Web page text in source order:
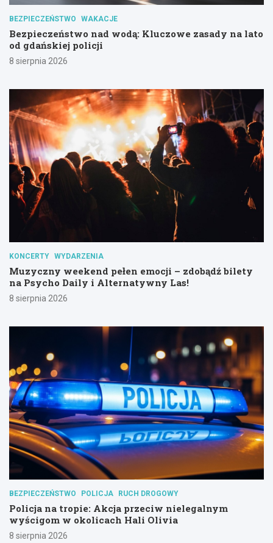
BEZPIECZEŃSTWO WAKACJE
Bezpieczeństwo nad wodą: Kluczowe zasady na lato
od gdańskiej policji
8 sierpnia 2026
KONCERTY WYDARZENIA
Muzyczny weekend pełen emocji – zdobądź bilety
na Psycho Daily i Alternatywny Las!
8 sierpnia 2026
BEZPIECZEŃSTWO POLICJA RUCH DROGOWY
Policja na tropie: Akcja przeciw nielegalnym
wyścigom w okolicach Hali Olivia
8 sierpnia 2026